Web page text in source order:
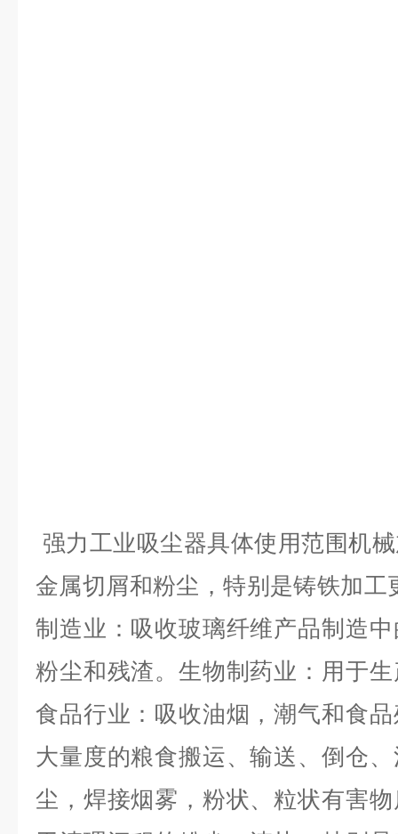
强力工业吸尘器具体使用范围机
金属切屑和粉尘，特别是铸铁加工
制造业：吸收玻璃纤维产品制造
粉尘和残渣。生物制药业：用于
食品行业：吸收油烟，潮气和食
大量度的粮食搬运、输送、倒仓
尘，焊接烟雾，粉状、粒状有害